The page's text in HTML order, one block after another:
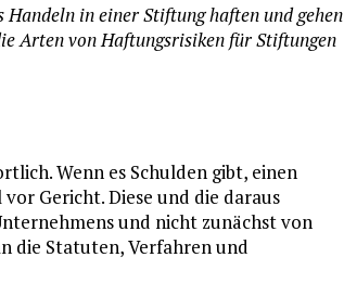
in einer Stiftung haften und gehen
Arten von Haftungsrisiken für Stiftungen
Wenn es Schulden gibt, einen
Gericht. Diese und die daraus
und nicht zunächst von
die Statuten, Verfahren und